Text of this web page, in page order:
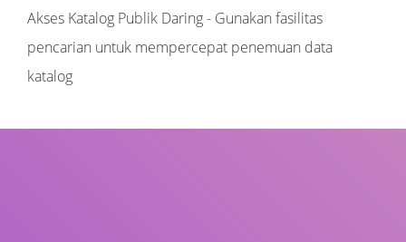
Akses Katalog Publik Daring - Gunakan fasilitas
pencarian untuk mempercepat penemuan data
katalog